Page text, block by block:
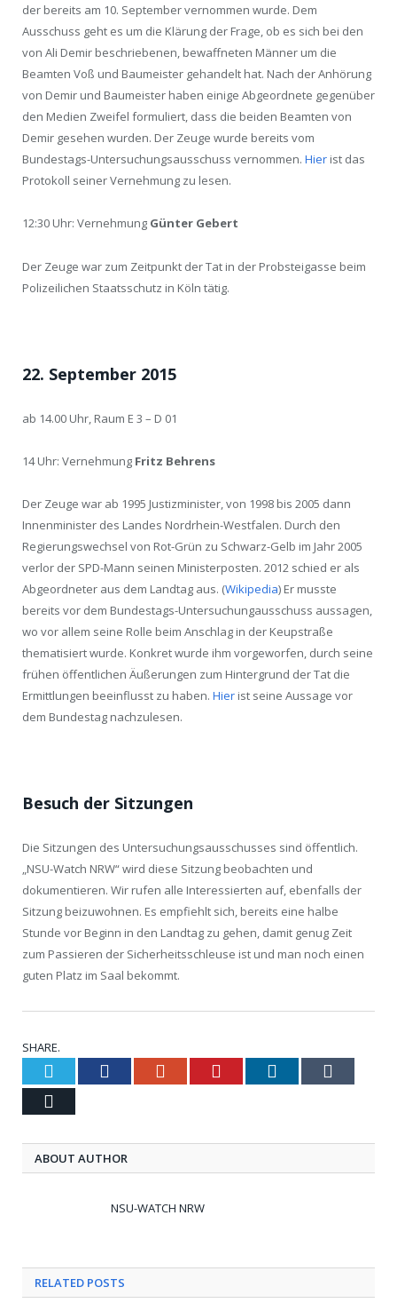
der bereits am 10. September vernommen wurde. Dem
Ausschuss geht es um die Klärung der Frage, ob es sich bei den
von Ali Demir beschriebenen, bewaffneten Männer um die
Beamten Voß und Baumeister gehandelt hat. Nach der Anhörung
von Demir und Baumeister haben einige Abgeordnete gegenüber
den Medien Zweifel formuliert, dass die beiden Beamten von
Demir gesehen wurden. Der Zeuge wurde bereits vom
Bundestags-Untersuchungsausschuss vernommen. Hier ist das
Protokoll seiner Vernehmung zu lesen.
12:30 Uhr: Vernehmung Günter Gebert
Der Zeuge war zum Zeitpunkt der Tat in der Probsteigasse beim
Polizeilichen Staatsschutz in Köln tätig.
22. September 2015
ab 14.00 Uhr, Raum E 3 – D 01
14 Uhr: Vernehmung Fritz Behrens
Der Zeuge war ab 1995 Justizminister, von 1998 bis 2005 dann
Innenminister des Landes Nordrhein-Westfalen. Durch den
Regierungswechsel von Rot-Grün zu Schwarz-Gelb im Jahr 2005
verlor der SPD-Mann seinen Ministerposten. 2012 schied er als
Abgeordneter aus dem Landtag aus. (Wikipedia) Er musste
bereits vor dem Bundestags-Untersuchungausschuss aussagen,
wo vor allem seine Rolle beim Anschlag in der Keupstraße
thematisiert wurde. Konkret wurde ihm vorgeworfen, durch seine
frühen öffentlichen Äußerungen zum Hintergrund der Tat die
Ermittlungen beeinflusst zu haben. Hier ist seine Aussage vor
dem Bundestag nachzulesen.
Besuch der Sitzungen
Die Sitzungen des Untersuchungsausschusses sind öffentlich.
„NSU-Watch NRW“ wird diese Sitzung beobachten und
dokumentieren. Wir rufen alle Interessierten auf, ebenfalls der
Sitzung beizuwohnen. Es empfiehlt sich, bereits eine halbe
Stunde vor Beginn in den Landtag zu gehen, damit genug Zeit
zum Passieren der Sicherheitsschleuse ist und man noch einen
guten Platz im Saal bekommt.
SHARE.
Twitter Facebook Google+ Pinterest LinkedIn
ABOUT AUTHOR
NSU-WATCH NRW
RELATED POSTS